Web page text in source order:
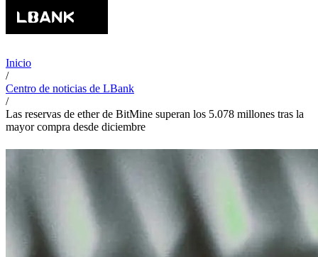
Inicio
/
Centro de noticias de LBank
/
Las reservas de ether de BitMine superan los 5.078 millones tras la
mayor compra desde diciembre